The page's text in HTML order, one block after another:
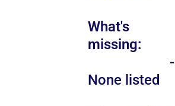
What's
missing:
-
None listed